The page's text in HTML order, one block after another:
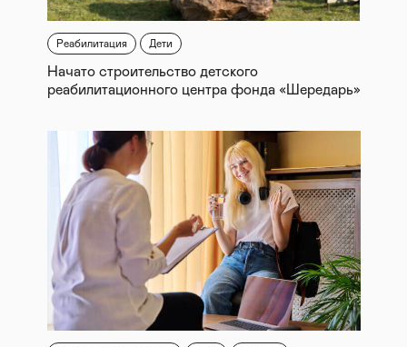
Реабилитация Дети
Начато строительство детского
реабилитационного центра фонда «Шередарь»